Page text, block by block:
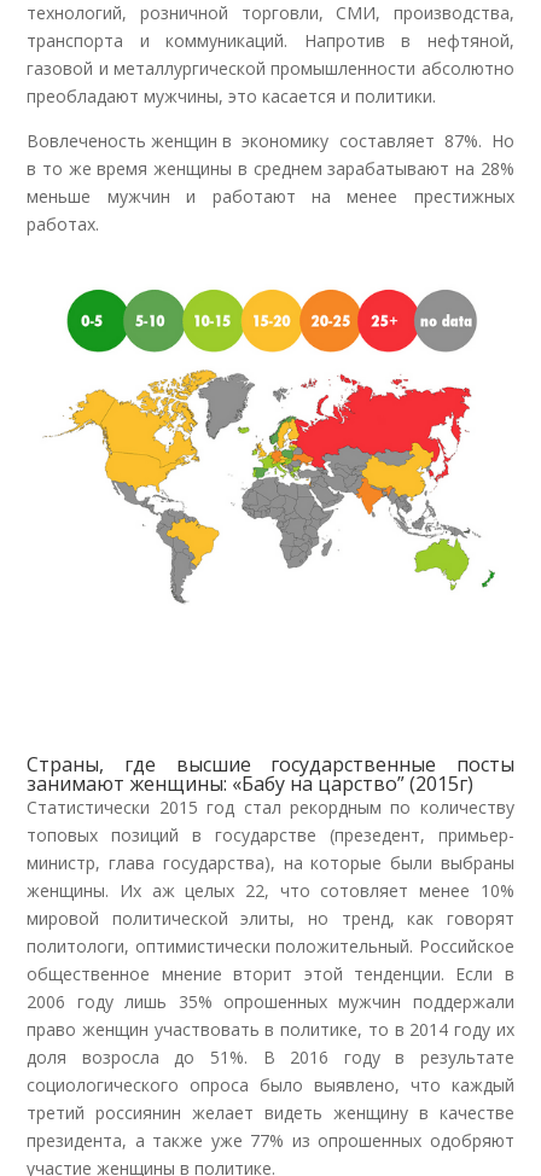
технологий, розничной торговли, СМИ, производства,
транспорта и коммуникаций. Напротив в нефтяной,
газовой и металлургической промышленности абсолютно
преобладают мужчины, это касается и политики.
Вовлеченость женщин в экономику составляет 87%. Но
в то же время женщины в среднем зарабатывают на 28%
меньше мужчин и работают на менее престижных
работах.
Страны, где высшие государственные посты
занимают женщины: «Бабу на царство” (2015г)
Статистически 2015 год стал рекордным по количеству
топовых позиций в государстве (презедент, примьер-
министр, глава государства), на которые были выбраны
женщины. Их аж целых 22, что сотовляет менее 10%
мировой политической элиты, но тренд, как говорят
политологи, оптимистически положительный. Российское
общественное мнение вторит этой тенденции. Если в
2006 году лишь 35% опрошенных мужчин поддержали
право женщин участвовать в политике, то в 2014 году их
доля возросла до 51%. В 2016 году в результате
социологического опроса было выявлено, что каждый
третий россиянин желает видеть женщину в качестве
президента, а также уже 77% из опрошенных одобряют
участие женщины в политике.